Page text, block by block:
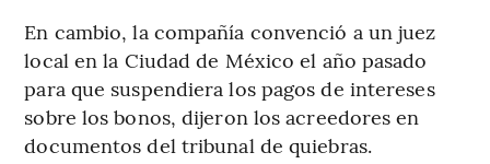
En cambio, la compañía convenció a un juez
local en la Ciudad de México el año pasado
para que suspendiera los pagos de intereses
sobre los bonos, dijeron los acreedores en
documentos del tribunal de quiebras.